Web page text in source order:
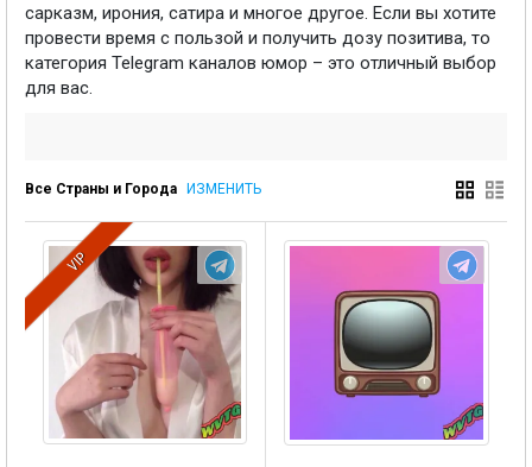
сарказм, ирония, сатира и многое другое. Если вы хотите
провести время с пользой и получить дозу позитива, то
категория Telegram каналов юмор – это отличный выбор
для вас.
Все Страны и Города ИЗМЕНИТЬ
VIP